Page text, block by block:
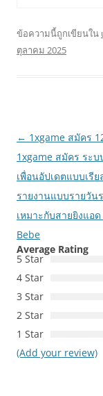
ข้อความนี้ถูกเขียนใน
ตุลาคม 2025
เมนู
นำทาง
เรื่อง
← 1xgame สมัคร
1xgame สมัคร ระ
เพื่อนอัปเดตแบบเรี
รายงานแบบรายวัน
เหมาะกับสายยิงแอ
Bebe
Average Rating
5 Star
4 Star
3 Star
2 Star
1 Star
(Add your review)